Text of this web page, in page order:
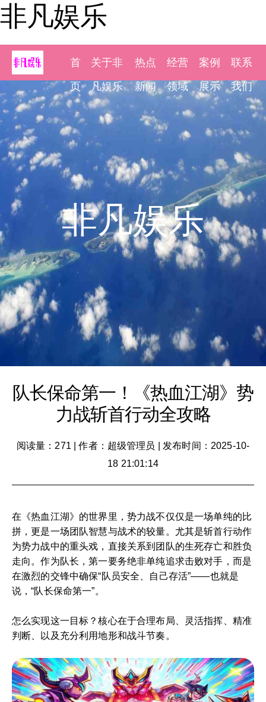
非凡娱乐
首
页
关于非
凡娱乐
热点
新闻
经营
领域
案例
展示
联系
我们
非凡娱乐
队长保命第一！《热血江湖》势
力战斩首行动全攻略
阅读量：271 |作者：超级管理员
发布时间：2025-10-
18 21:01:14
在《热血江湖》的世界里，势力战不仅仅是一场单纯的比
拼，更是一场团队智慧与战术的较量。尤其是斩首行动作
为势力战中的重头戏，直接关系到团队的生死存亡和胜负
走向。作为队长，第一要务绝非单纯追求击败对手，而是
在激烈的交锋中确保“队员安全、自己存活”——也就是
说，“队长保命第一”。
怎么实现这一目标？核心在于合理布局、灵活指挥、精准
判断、以及充分利用地形和战斗节奏。